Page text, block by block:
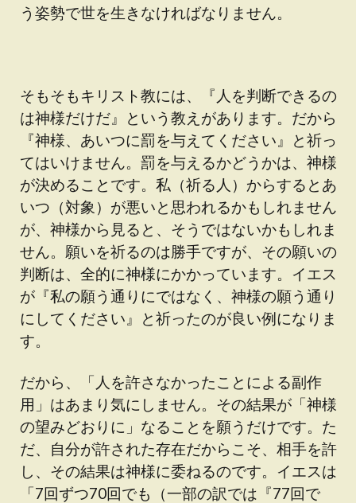
う姿勢で世を生きなければなりません。
そもそもキリスト教には、『人を判断できるの
は神様だけだ』という教えがあります。だから
『神様、あいつに罰を与えてください』と祈っ
てはいけません。罰を与えるかどうかは、神様
が決めることです。私（祈る人）からするとあ
いつ（対象）が悪いと思われるかもしれません
が、神様から見ると、そうではないかもしれま
せん。願いを祈るのは勝手ですが、その願いの
判断は、全的に神様にかかっています。イエス
が『私の願う通りにではなく、神様の願う通り
にしてください』と祈ったのが良い例になりま
す。
だから、「人を許さなかったことによる副作
用」はあまり気にしません。その結果が「神様
の望みどおりに」なることを願うだけです。た
だ、自分が許された存在だからこそ、相手を許
し、その結果は神様に委ねるのです。イエスは
「7回ずつ70回でも（一部の訳では『77回で